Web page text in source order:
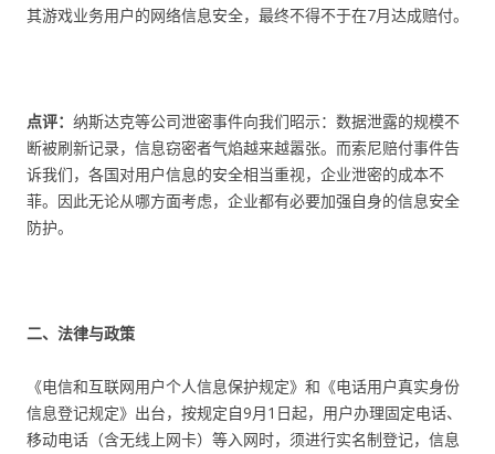
其游戏业务用户的网络信息安全，最终不得不于在7月达成赔付。
点评： 纳斯达克等公司泄密事件向我们昭示：数据泄露的规模不
断被刷新记录，信息窃密者气焰越来越嚣张。而索尼赔付事件告
诉我们，各国对用户信息的安全相当重视，企业泄密的成本不
菲。因此无论从哪方面考虑，企业都有必要加强自身的信息安全
防护。
二、法律与政策
《电信和互联网用户个人信息保护规定》和《电话用户真实身份
信息登记规定》出台，按规定自9月1日起，用户办理固定电话、
移动电话（含无线上网卡）等入网时，须进行实名制登记，信息